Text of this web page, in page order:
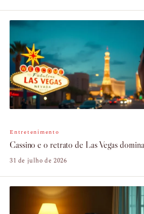
Entretenimento
Cassino e o retrato de Las Vegas
31 de julho de 2026